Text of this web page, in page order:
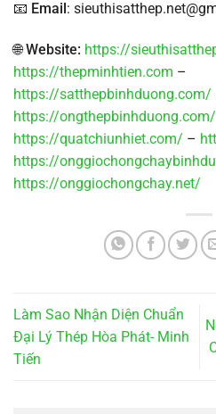
📧 Email:
🌐Website: https://
https://thepminhtien.com –
https://satthepbinhduong.com/
https://ongthepbinhduong.com/
https://quatchiunhiet.com/ –
https://
https://onggiochongchay.net/
Làm Sao Nhận Diện Chuẩn
Đại Lý Thép Hòa Phát- Minh
Tiến